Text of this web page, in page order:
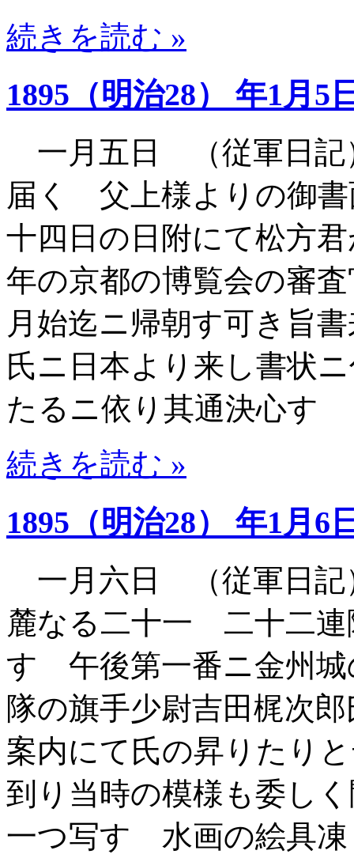
続きを読む »
1895（明治28） 年1月5
一月五日 （従軍日記
届く 父上様よりの御
十四日の日附にて松方
年の京都の博覧会の審
月始迄ニ帰朝す可き旨
氏ニ日本より来し書状
たるニ依り其通決心す
続きを読む »
1895（明治28） 年1月6
一月六日 （従軍日記
麓なる二十一 二十二連
す 午後第一番ニ金州城
隊の旗手少尉吉田梶次
案内にて氏の昇りたり
到り当時の模様も委し
一つ写す 水画の絵具